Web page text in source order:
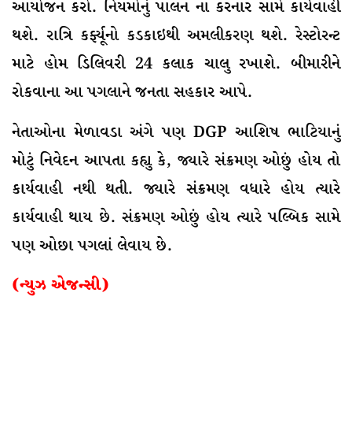
આયોજન કરો. નિયમોનું પાલન ના કરનાર સામે કાર્યવાહી
થશે. રાત્રિ કર્ફ્યૂનો કડકાઇથી અમલીકરણ થશે. રેસ્ટોરન્ટ
માટે હોમ ડિલિવરી 24 કલાક ચાલુ રખાશે. બીમારીને
રોકવાના આ પગલાને જનતા સહકાર આપે.
નેતાઓના મેળાવડા અંગે પણ DGP આશિષ ભાટિયાનું
મોટું નિવેદન આપતા કહ્યુ કે, જ્યારે સંક્રમણ ઓછું હોય તો
કાર્યવાહી નથી થતી. જ્યારે સંક્રમણ વધારે હોય ત્યારે
કાર્યવાહી થાય છે. સંક્રમણ ઓછું હોય ત્યારે પલ્બિક સામે
પણ ઓછા પગલાં લેવાય છે.
(ન્યુઝ એજન્સી)